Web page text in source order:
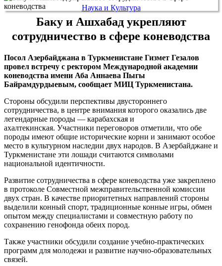
Наука и Культура
Баку и Ашхабад укрепляют
сотрудничество в сфере коневодства
Посол Азербайджана в Туркменистане Гизмет Гезалов
провел встречу с ректором Международной академии
коневодства имени Аба Аннаева Пыгы
Байрамдурдыевым, сообщает МИЦ Туркменистана.
Стороны обсудили перспективы двустороннего
сотрудничества, в центре внимания которого оказались две
легендарные породы — карабахская и
ахалтекинская. Участники переговоров отметили, что обе
породы имеют общие исторические корни и занимают особое
место в культурном наследии двух народов. В Азербайджане и
Туркменистане эти лошади считаются символами
национальной идентичности.
Развитие сотрудничества в сфере коневодства уже закреплено
в протоколе Совместной межправительственной комиссии
двух стран. В качестве приоритетных направлений стороны
выделили конный спорт, традиционные конные игры, обмен
опытом между специалистами и совместную работу по
сохранению генофонда обеих пород.
Также участники обсудили создание учебно-практических
программ для молодежи и развитие научно-образовательных
связей.